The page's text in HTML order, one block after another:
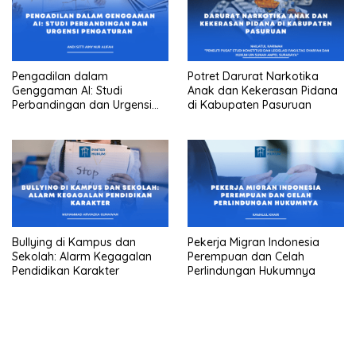
Pengadilan dalam
Genggaman AI: Studi
Perbandingan dan Urgensi
Potret Darurat Narkotika
Anak dan Kekerasan Pidana
di Kabupaten Pasuruan
Bullying di Kampus dan
Sekolah: Alarm Kegagalan
Pendidikan Karakter
Pekerja Migran Indonesia
Perempuan dan Celah
Perlindungan Hukumnya